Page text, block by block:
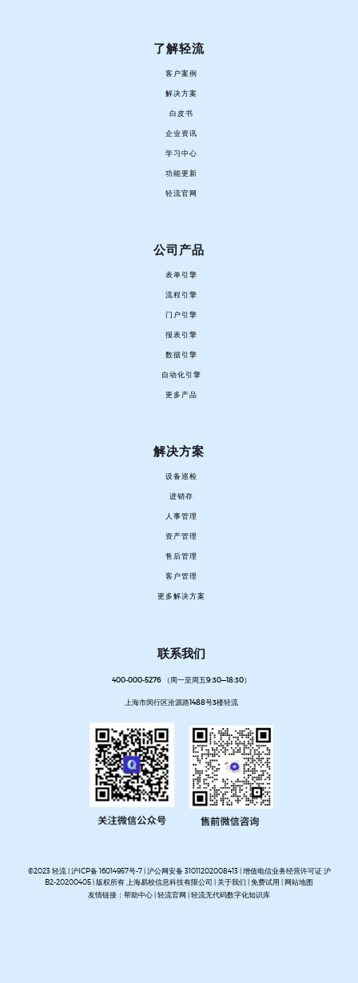
了解轻流
客户案例
解决方案
白皮书
企业资讯
学习中心
功能更新
轻流官网
公司产品
表单引擎
流程引擎
门户引擎
报表引擎
数据引擎
自动化引擎
更多产品
解决方案
设备巡检
进销存
人事管理
资产管理
售后管理
客户管理
更多解决方案
联系我们
400-000-5276 （周一至周五9:30—18:30）
上海市闵行区沧源路1488号3楼轻流
©2023 轻流 |沪ICP备 16014957号-7|沪公网安备 31011202008413| 增值电信业务经营许可证 沪
B2-20200405 | 版权所有 上海易校信息科技有限公司 |关于我们 |免费试用 |网站地图
友情链接： 帮助中心|轻流官网 |轻流无代码数字化知识库